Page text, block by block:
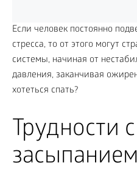
Если человек постоянно
стресса, то от этого могут
системы, начиная от
давления, заканчивая
хотеться спать?
Трудности с